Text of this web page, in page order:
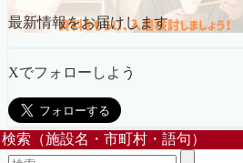
最新情報をお届けします
Xでフォローしよう
検索（施設名・市町村・語句）